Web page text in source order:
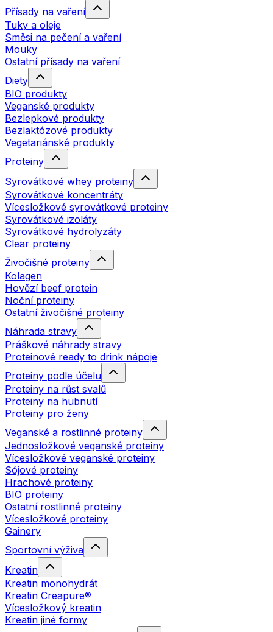
Přísady na vaření
Tuky a oleje
Směsi na pečení a vaření
Mouky
Ostatní přísady na vaření
Diety
BIO produkty
Veganské produkty
Bezlepkové produkty
Bezlaktózové produkty
Vegetariánské produkty
Proteiny
Syrovátkové whey proteiny
Syrovátkové koncentráty
Vícesložkové syrovátkové proteiny
Syrovátkové izoláty
Syrovátkové hydrolyzáty
Clear proteiny
Živočišné proteiny
Kolagen
Hovězí beef protein
Noční proteiny
Ostatní živočišné proteiny
Náhrada stravy
Práškové náhrady stravy
Proteinové ready to drink nápoje
Proteiny podle účelu
Proteiny na růst svalů
Proteiny na hubnutí
Proteiny pro ženy
Veganské a rostlinné proteiny
Jednosložkové veganské proteiny
Vícesložkové veganské proteiny
Sójové proteiny
Hrachové proteiny
BIO proteiny
Ostatní rostlinné proteiny
Vícesložkové proteiny
Gainery
Sportovní výživa
Kreatin
Kreatin monohydrát
Kreatin Creapure®
Vícesložkový kreatin
Kreatin jiné formy